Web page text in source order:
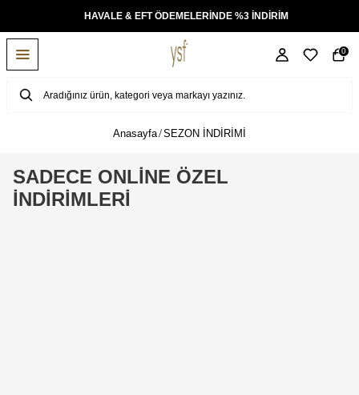
HAVALE & EFT ÖDEMELERİNDE %3 İNDİRİM
0
Anasayfa SEZON İNDİRİMİ
SADECE ONLİNE ÖZEL
İNDİRİMLERİ